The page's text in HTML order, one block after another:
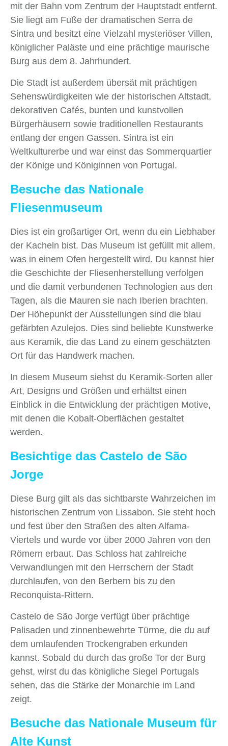
mit der Bahn vom Zentrum der Hauptstadt entfernt.
Sie liegt am Fuße der dramatischen Serra de
Sintra und besitzt eine Vielzahl mysteriöser Villen,
königlicher Paläste und eine prächtige maurische
Burg aus dem 8. Jahrhundert.
Die Stadt ist außerdem übersät mit prächtigen
Sehenswürdigkeiten wie der historischen Altstadt,
dekorativen Cafés, bunten und kunstvollen
Bürgerhäusern sowie traditionellen Restaurants
entlang der engen Gassen. Sintra ist ein
Weltkulturerbe und war einst das Sommerquartier
der Könige und Königinnen von Portugal.
Besuche das Nationale
Fliesenmuseum
Dies ist ein großartiger Ort, wenn du ein Liebhaber
der Kacheln bist. Das Museum ist gefüllt mit allem,
was in einem Ofen hergestellt wird. Du kannst hier
die Geschichte der Fliesenherstellung verfolgen
und die damit verbundenen Technologien aus den
Tagen, als die Mauren sie nach Iberien brachten.
Der Höhepunkt der Ausstellungen sind die blau
gefärbten Azulejos. Dies sind beliebte Kunstwerke
aus Keramik, die das Land zu einem geschätzten
Ort für das Handwerk machen.
In diesem Museum siehst du Keramik-Sorten aller
Art, Designs und Größen und erhältst einen
Einblick in die Entwicklung der prächtigen Motive,
mit denen die Kobalt-Oberflächen gestaltet
werden.
Besichtige das Castelo de São
Jorge
Diese Burg gilt als das sichtbarste Wahrzeichen im
historischen Zentrum von Lissabon. Sie steht hoch
und fest über den Straßen des alten Alfama-
Viertels und wurde vor über 2000 Jahren von den
Römern erbaut. Das Schloss hat zahlreiche
Verwandlungen mit den Herrschern der Stadt
durchlaufen, von den Berbern bis zu den
Reconquista-Rittern.
Castelo de São Jorge verfügt über prächtige
Palisaden und zinnenbewehrte Türme, die du auf
dem umlaufenden Trockengraben erkunden
kannst. Sobald du durch das große Tor der Burg
gehst, wirst du das königliche Siegel Portugals
sehen, das die Stärke der Monarchie im Land
zeigt.
Besuche das Nationale Museum für
Alte Kunst